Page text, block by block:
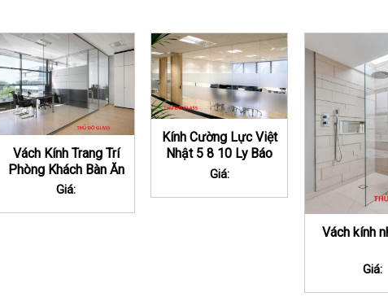
Vách Kính Trang Trí
Phòng Khách Bàn Ăn
Tại Hà Nội
Giá:
Kính Cường Lực Việt
Nhật 5 8 10 Ly Báo
Giá Tại Hà Nội
Giá:
Vách kính
Giá: